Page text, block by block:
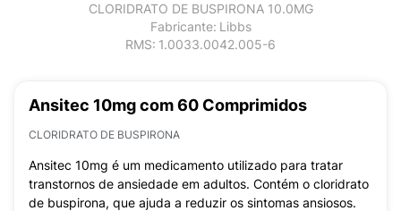
CLORIDRATO DE BUSPIRONA 10.0MG
Fabricante: Libbs
RMS: 1.0033.0042.005-6
Ansitec 10mg com 60 Comprimidos
CLORIDRATO DE BUSPIRONA
Ansitec 10mg é um medicamento utilizado para tratar
transtornos de ansiedade em adultos. Contém o cloridrato
de buspirona, que ajuda a reduzir os sintomas ansiosos.